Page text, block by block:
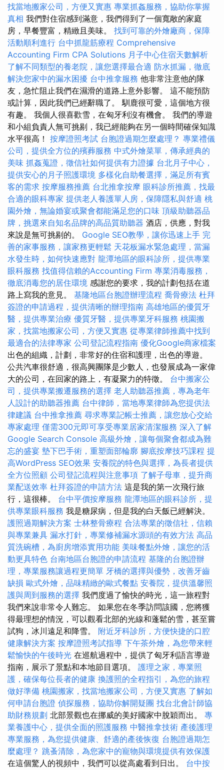
找當地搬家公司，方便又實惠 專業抓姦服務，協助你掌握
真相 我們對住宿感到滿意，我們得到了一個寬敞的家庭
房，早餐豐富，精緻且美味。 找到可靠的外燴廠商，保障
活動順利進行 台中抓龍筋療程 Comprehensive
Accounting Firm CPA Solutions 月子中心住宿天數解析
了解不同類型的養老院，讓您選擇最合適 防水抓漏，徹底
解決您家中的漏水困擾 台中推拿服務 他非常注意他的隊
友，急忙阻止我們在濕滑的道路上意外影響。 這不能預防
或計算，因此我們已經辭職了。 馴鹿很可愛，這個地方很
有趣。 我個人很喜歡雪，在匈牙利沒有機會。 我們的導遊
和小組負責人無可挑剔，我已經能夠在另一個時間確保知識
水平很高！ 按摩證照考試 台胞證過期怎麼處理？ 專業禮儀
公司，提供全方位的殯葬服務 中式外燴菜單，傳承經典的
美味 抓姦蒐證，徵信社如何提供有力證據 台北月子中心，
提供安心的月子照護環境 多樣化自助餐選擇，滿足所有賓
客的需求 按摩服務推薦 台北推拿按摩 眼科診所推薦，找最
合適的眼科專家 提供老人養護單人房，保障隱私與舒適 桃
園外燴，無論婚宴或聚會都能滿足您的口味 頂級助聽器品
牌，挑選來自知名品牌的高品質助聽器 酒店，供應，對我
來說是無可挑剔的。 Google SEO教學，讓你迅速上手 完
善的家事服務，讓家務更輕鬆 天花板漏水緊急處理，當漏
水發生時，如何快速應對 龍潭地區的眼科診所，提供專業
眼科服務 找值得信賴的Accounting Firm 專業消毒服務，
徹底消毒您的居住環境 感謝您的要求，我的計劃包括在道
路上寫我的意見。 基隆地區台胞證辦理流程 喬骨療法 杜拜
簽證的申請過程，提供清晰的辦理指南 高雄地區的優質牙
醫，提供專業治療 優質牙醫，提供專業牙科服務 桃園搬
家，找當地搬家公司，方便又實惠 從專業律師推薦中找到
最適合的法律專家 公司登記流程指南 優化Google商家檔案
出色的組織，計劃，非常好的住宿和護理，出色的導遊。
公共汽車很舒適，很高興團隊是少數人，也發展成為一家偉
大的公司，在回家的路上，有凝聚力的特徵。 台中搬家公
司，提供專業搬遷服務的選擇 老人助聽器推薦，專為老年
人設計的助聽器推薦 台中律師，當地專業律師為您提供法
律建議 台中推拿推薦 尋求專業記帳士推薦，讓您放心交給
專家處理 僅需300元即可享受專業居家清潔服務 深入了解
Google Search Console 高級外燴，讓每個聚會都成為難
忘的盛宴 墊下巴手術，重塑面部輪廓 腳底按摩技巧課程 提
高WordPress SEO效果 安養院的特色與選擇，為長者提供
全方位照顧 公司登記流程與注意事項 了解子母車，提升商
業配送效率 杜拜簽證的申請方法 這是我的第一次飛行旅
行，這很棒。 台中平價按摩服務 龍潭地區的眼科診所，提
供專業眼科服務 我是糖尿病，但是我的白天飯已經解決。
護照過期解決方案 士林整骨療程 合法專業的徵信社，信賴
與專業兼具 漏水打針，專業修補漏水源頭的有效方法 高品
質洗碗槽，為廚房增添實用功能 美味餐點外燴，讓您的活
動更具特色 台南地區台胞證的申請流程 基隆的台胞證辦
理，專業服務讓過程更簡單 牙橋的選擇與優勢，改善牙齒
缺損 歐式外燴，品味精緻的歐式餐點 安養院，提供溫馨照
護與周到服務的選擇 我們度過了愉快的時光，這一旅程對
我們來說非常令人難忘。 如果您在冬季訪問該國，您將獲
得最理想的情況，可以觀看北部的光線和蓬鬆的雪，甚至嘗
試狗，冰川遠足和降雪。 附近牙科診所，方便快捷的口腔
健康解決方案 按摩證照考試指導 下午茶外燴，為您帶來輕
鬆愉快的午後時光 在巡航過程中，提供了匈牙利語言導遊
指南，展示了景點和本地節目選項。 護理之家，專業照
護，確保每位長者的健康 換護照的全程指引，為您的旅程
做好準備 桃園搬家，找當地搬家公司，方便又實惠 了解如
何申請台胞證 偵探服務，協助你解開疑團 找台北會計師協
助財務規劃 北部景觀也在挪威的美好國家中脫穎而出。 專
業養護中心，提供全面的照護服務 中醫推拿技術 產後護理
專業服務，為您提供健康、舒適的產後恢復 台胞證過期怎
麼處理？ 跳蚤清除，為您家中的寵物與環境提供有效保護
在這個驚人的視頻中，我們可以從高處看到日出。 台中按